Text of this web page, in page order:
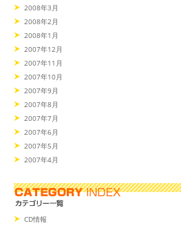
2008年3月
2008年2月
2008年1月
2007年12月
2007年11月
2007年10月
2007年9月
2007年8月
2007年7月
2007年6月
2007年5月
2007年4月
CD情報